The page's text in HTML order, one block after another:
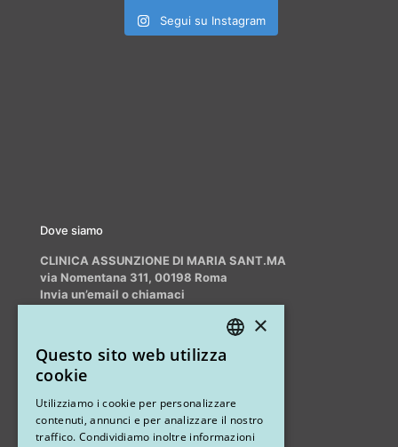
Segui su Instagram
Dove siamo
CLINICA ASSUNZIONE DI MARIA SANT.MA
via Nomentana 311, 00198 Roma
Invia un’email o chiamaci
Altri studi
STUDIO MARIANETTI MED
×
Questo sito web utilizza
cookie
Utilizziamo i cookie per personalizzare
contenuti, annunci e per analizzare il nostro
traffico. Condividiamo inoltre informazioni